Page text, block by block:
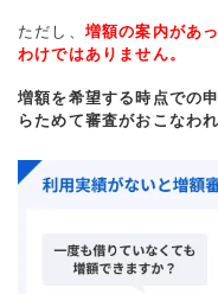
ただし、 増額の案内があ
わけではありません。
増額を希望する時点での
らためて審査がおこなわ